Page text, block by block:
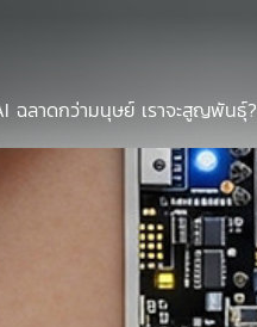
ฉลาดกว่ามนุษย์ เราจะสูญพันธุ์?